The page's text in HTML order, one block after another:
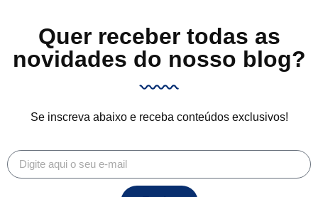
Quer receber todas as
novidades do nosso blog?
Se inscreva abaixo e receba conteúdos exclusivos!